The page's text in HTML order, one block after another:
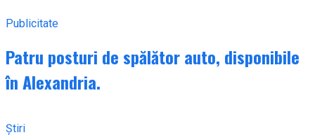
Publicitate
Patru posturi de spălător auto, disponibile
în Alexandria.
Știri